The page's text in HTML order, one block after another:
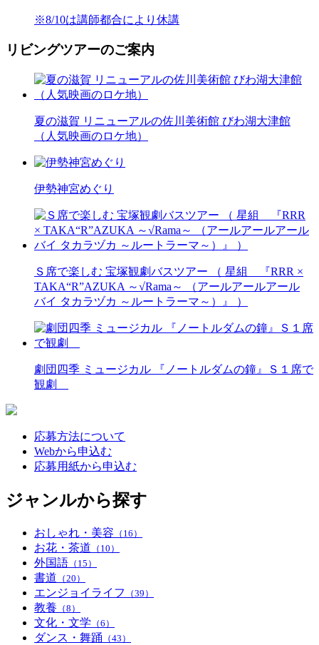
※8/10は講師都合により休講
リビングツアーのご案内
夏の滋賀 リニューアルの佐川美術館 びわ湖大津館
（人気映画のロケ地）
伊勢神宮めぐり
Ｓ席で楽しむ 宝塚観劇バスツアー （ 星組 『RRR ×
TAKA“R”AZUKA ～√Rama～ （アールアールアール
バイ タカラヅカ ～ルートラーマ～）』 ）
劇団四季 ミュージカル 『ノートルダムの鐘』Ｓ１席で
観劇
応募方法について
Webから申込む
応募用紙から申込む
ジャンルから探す
おしゃれ・美容 （16）
お花・茶道 （10）
外国語 （15）
書道 （20）
エンジョイライフ （39）
教養 （8）
文化・文学 （6）
ダンス・舞踊 （43）